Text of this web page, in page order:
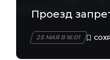
Проезд
25 МАЯ В 16:01